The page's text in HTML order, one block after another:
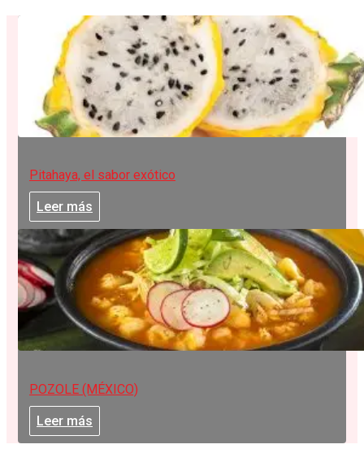
Pitahaya, el sabor exótico
Leer más
POZOLE (MÉXICO)
Leer más